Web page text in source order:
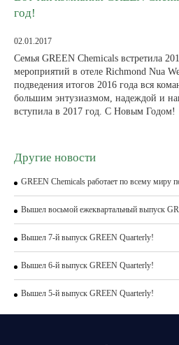
год!
02.01.2017
Семья GREEN Chemicals встретила
мероприятий в отеле Richmond Nua
подведения итогов 2016 года вся
большим энтузиазмом, надеждой и
вступила в 2017 год. С Новым Годом!
Другие новости
GREEN Chemicals работает по всему миру
Вышел восьмой ежеквартальный выпуск
Вышел 7-й выпуск GREEN Quarterly!
Вышел 6-й выпуск GREEN Quarterly!
Вышел 5-й выпуск GREEN Quarterly!